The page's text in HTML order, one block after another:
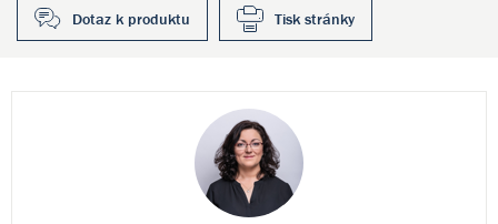
Dotaz k produktu Tisk stránky